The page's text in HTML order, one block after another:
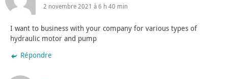
2 novembre 2021 à 6 h 40 min
I want to business with your company for various types of
hydraulic motor and pump
Répondre